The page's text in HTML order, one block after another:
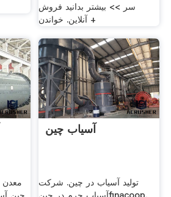
سر >> بیشتر بدانید فروش
آنلاین. خواندن +
معدن
آسیاب چین
تولید آسیاب در چین. شرکت